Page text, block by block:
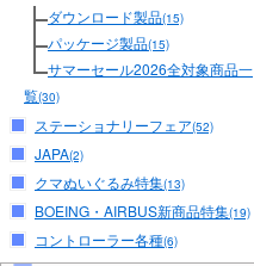
ダウンロード製品(15)
パッケージ製品(15)
サマーセール2026全対象商品一
覧(30)
ステーショナリーフェア(52)
JAPA(2)
クマぬいぐるみ特集(13)
BOEING・AIRBUS新商品特集(19)
コントローラー各種(6)